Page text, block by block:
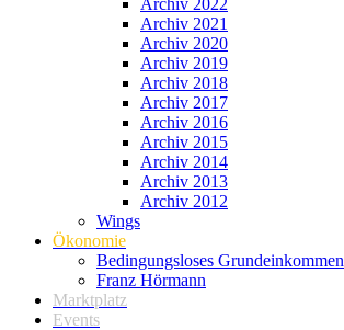
Archiv 2022
Archiv 2021
Archiv 2020
Archiv 2019
Archiv 2018
Archiv 2017
Archiv 2016
Archiv 2015
Archiv 2014
Archiv 2013
Archiv 2012
Wings
Ökonomie
Bedingungsloses Grundeinkommen
Franz Hörmann
Marktplatz
Events